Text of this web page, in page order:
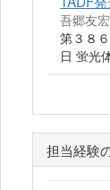
吾郷友宏
第３８
日 蛍光
担当経験